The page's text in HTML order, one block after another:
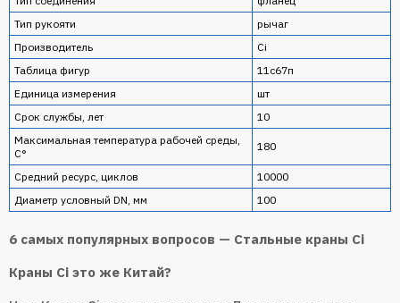
Тип рукояти
рычаг
Производитель
Ci
Таблица фигур
11с67п
Единица измерения
шт
Срок службы, лет
10
Максимальная температура рабочей среды,
С°
180
Средний ресурс, циклов
10000
Диаметр условный DN, мм
100
6 самых популярных вопросов — Cтальные краны Ci
Краны Ci это же Китай?